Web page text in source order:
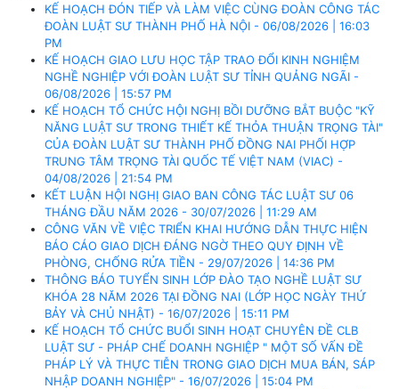
KẾ HOẠCH ĐÓN TIẾP VÀ LÀM VIỆC CÙNG ĐOÀN CÔNG TÁC
ĐOÀN LUẬT SƯ THÀNH PHỐ HÀ NỘI - 06/08/2026 | 16:03
PM
KẾ HOẠCH GIAO LƯU HỌC TẬP TRAO ĐỔI KINH NGHIỆM
NGHỀ NGHIỆP VỚI ĐOÀN LUẬT SƯ TỈNH QUẢNG NGÃI -
06/08/2026 | 15:57 PM
KẾ HOẠCH TỔ CHỨC HỘI NGHỊ BỒI DƯỠNG BẮT BUỘC "KỸ
NĂNG LUẬT SƯ TRONG THIẾT KẾ THỎA THUẬN TRỌNG TÀI"
CỦA ĐOÀN LUẬT SƯ THÀNH PHỐ ĐỒNG NAI PHỐI HỢP
TRUNG TÂM TRỌNG TÀI QUỐC TẾ VIỆT NAM (VIAC) -
04/08/2026 | 21:54 PM
KẾT LUẬN HỘI NGHỊ GIAO BAN CÔNG TÁC LUẬT SƯ 06
THÁNG ĐẦU NĂM 2026 - 30/07/2026 | 11:29 AM
CÔNG VĂN VỀ VIỆC TRIỂN KHAI HƯỚNG DẪN THỰC HIỆN
BÁO CÁO GIAO DỊCH ĐÁNG NGỜ THEO QUY ĐỊNH VỀ
PHÒNG, CHỐNG RỬA TIỀN - 29/07/2026 | 14:36 PM
THÔNG BÁO TUYỂN SINH LỚP ĐÀO TẠO NGHỀ LUẬT SƯ
KHÓA 28 NĂM 2026 TẠI ĐỒNG NAI (LỚP HỌC NGÀY THỨ
BẢY VÀ CHỦ NHẬT) - 16/07/2026 | 15:11 PM
KẾ HOẠCH TỔ CHỨC BUỔI SINH HOẠT CHUYÊN ĐỀ CLB
LUẬT SƯ - PHÁP CHẾ DOANH NGHIỆP " MỘT SỐ VẤN ĐỀ
PHÁP LÝ VÀ THỰC TIỄN TRONG GIAO DỊCH MUA BÁN, SÁP
NHẬP DOANH NGHIỆP" - 16/07/2026 | 15:04 PM